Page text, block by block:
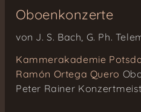
Oboenkonzerte
von J. S. Bach, G. Ph.
Kammerakademie
Ramón Ortega Quero
Peter Rainer